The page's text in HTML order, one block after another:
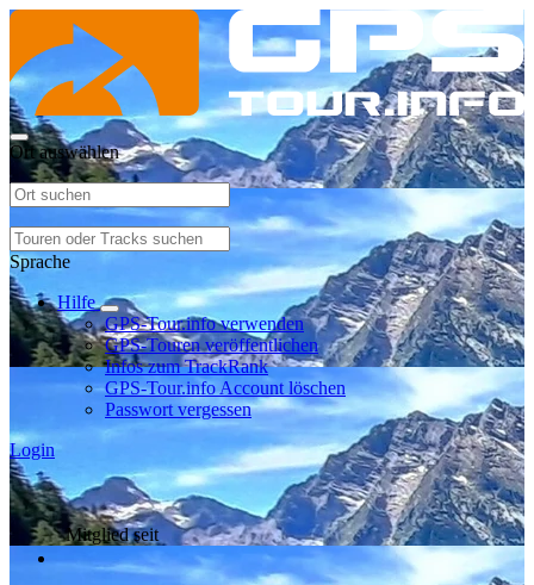
Ort auswählen
Sprache
Hilfe
GPS-Tour.info verwenden
GPS-Touren veröffentlichen
Infos zum TrackRank
GPS-Tour.info Account löschen
Passwort vergessen
Login
Mitglied seit